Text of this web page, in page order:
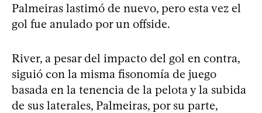
Palmeiras lastimó de nuevo, pero esta vez el
gol fue anulado por un offside.
River, a pesar del impacto del gol en contra,
siguió con la misma fisonomía de juego
basada en la tenencia de la pelota y la subida
de sus laterales, Palmeiras, por su parte,